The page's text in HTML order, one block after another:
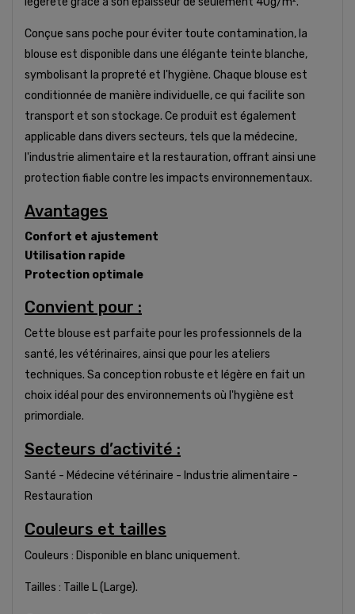
Conçue sans poche pour éviter toute contamination, la
blouse est disponible dans une élégante teinte blanche,
symbolisant la propreté et l'hygiène. Chaque blouse est
conditionnée de manière individuelle, ce qui facilite son
transport et son stockage. Ce produit est également
applicable dans divers secteurs, tels que la médecine,
l'industrie alimentaire et la restauration, offrant ainsi une
protection fiable contre les impacts environnementaux.
Avantages
Confort et ajustement
Utilisation rapide
Protection optimale
Convient pour :
Cette blouse est parfaite pour les professionnels de la
santé, les vétérinaires, ainsi que pour les ateliers
techniques. Sa conception robuste et légère en fait un
choix idéal pour des environnements où l'hygiène est
primordiale.
Secteurs d’activité :
Santé - Médecine vétérinaire - Industrie alimentaire -
Restauration
Couleurs et tailles
Couleurs : Disponible en blanc uniquement.
Tailles : Taille L (Large).